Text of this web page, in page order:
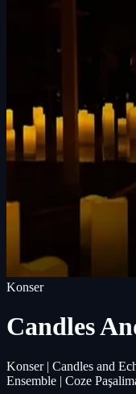
Konser
Candles
Konser | Candles and
Ensemble | Coze